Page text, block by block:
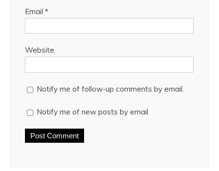
Email *
Website
Notify me of follow-up comments by email.
Notify me of new posts by email.